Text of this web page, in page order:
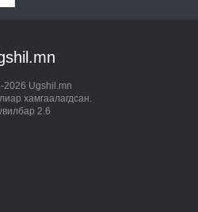
2026 Ugshil.mn
хамгаалагдсан.
2.6